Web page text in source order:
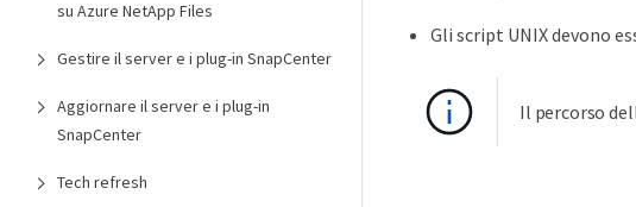
su Azure NetApp Files
Gestire il server e i plug-in SnapCenter
Aggiornare il server e i plug-in
SnapCenter
Tech refresh
Gli script UNIX devono
Il percorso